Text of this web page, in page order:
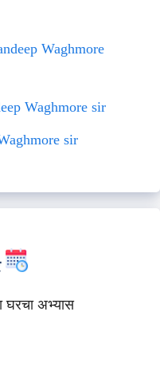
Waghmore
Waghmore sir
sir
घरचा अभ्यास